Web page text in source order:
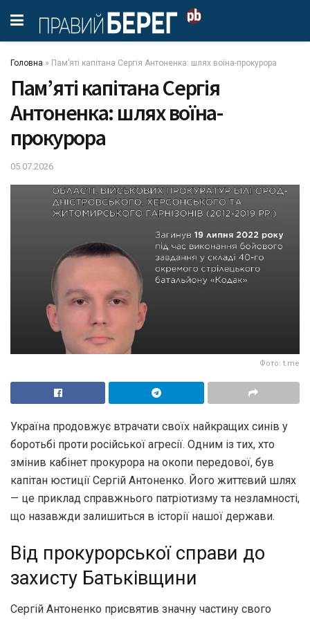
Головна » Пам’яті капітана Сергія Антоненка: шлях воїна-прокурора
Пам’яті капітана Сергія
Антоненка: шлях воїна-
прокурора
05.07.2026
Фото: t.me
Україна продовжує втрачати своїх найкращих синів у
боротьбі проти російської агресії. Одним із тих, хто
змінив кабінет прокурора на окопи передової, був
капітан юстиції Сергій Антоненко. Його життєвий шлях
— це приклад справжнього патріотизму та незламності,
що назавжди залишиться в історії нашої держави.
Від прокурорської справи до
захисту Батьківщини
Сергій Антоненко присвятив значну частину свого